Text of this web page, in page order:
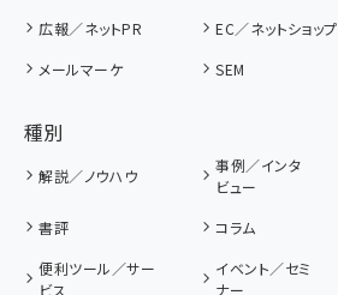
広報／ネットPR
EC／ネットショップ
メールマーケ
SEM
種別
解説／ノウハウ
事例／インタ
ビュー
書評 コラム
便利ツール／サー
ビス
イベント／セミ
ナー